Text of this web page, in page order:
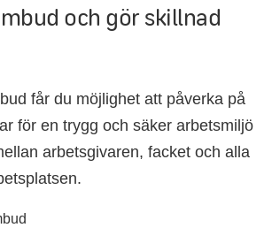
och gör skillnad
får du möjlighet att påverka på
för en trygg och säker arbetsmiljö
arbetsgivaren, facket och alla